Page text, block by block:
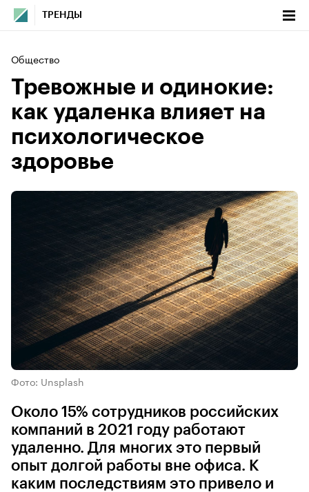
ТРЕНДЫ
Общество
Тревожные и одинокие:
как удаленка влияет на
психологическое
здоровье
Фото: Unsplash
Около 15% сотрудников российских
компаний в 2021 году работают
удаленно. Для многих это первый
опыт долгой работы вне офиса. К
каким последствиям это привело и